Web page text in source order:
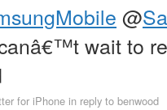
@
wait to
for iPhone in reply to benwood